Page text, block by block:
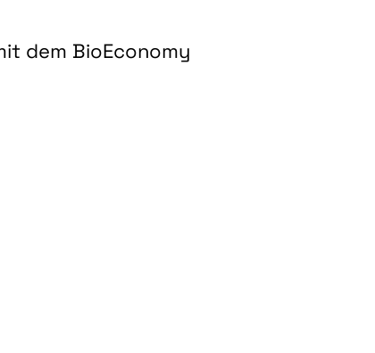
dem BioEconomy
für biobasierte Produkte und Kraftstoffe"